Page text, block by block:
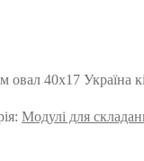
40х17 Україна
Модулі для